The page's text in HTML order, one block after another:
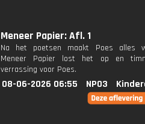
Meneer Papier: Afl. 1
Na het poetsen maakt Poes alles
Meneer Papier lost het op en
verrassing voor Poes.
08-06-2026 06:55 NPO3